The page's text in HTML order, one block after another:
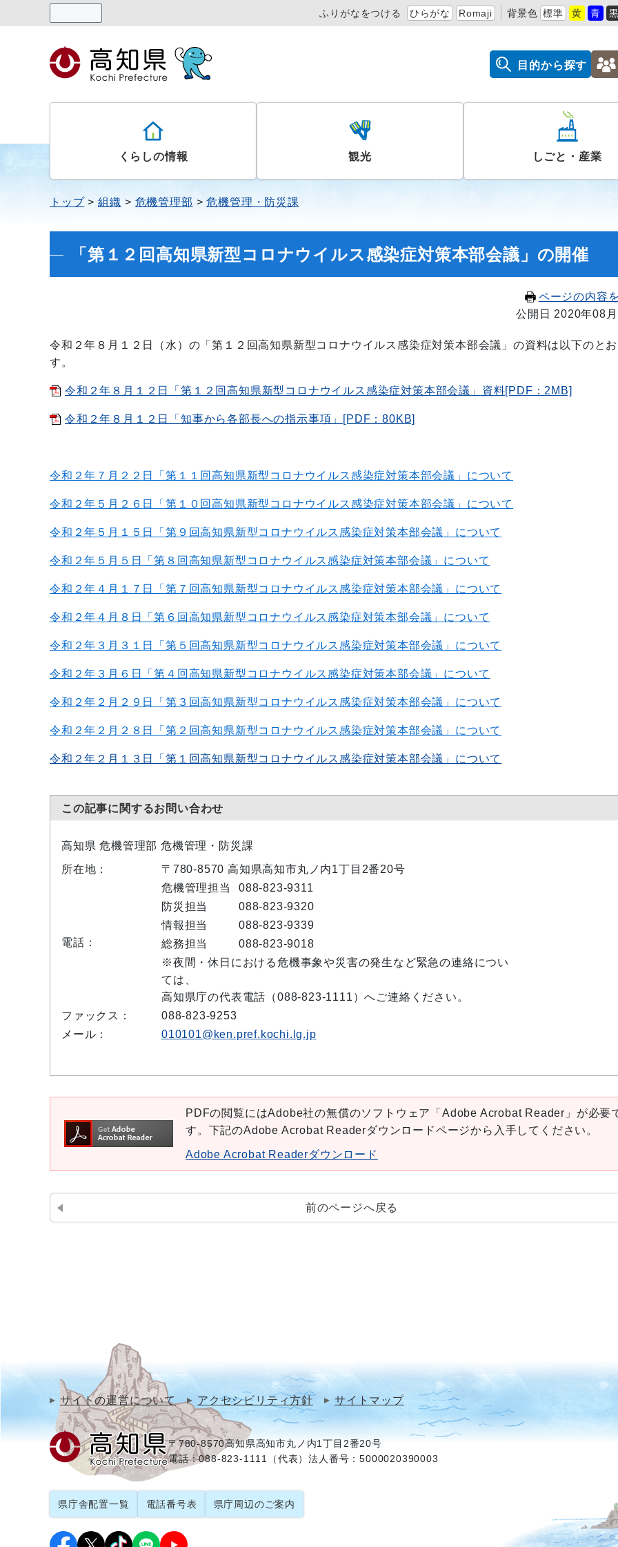
ふりがなをつける ひらがな Romaji 背景色 標準 黄 青
目的から探す
くらしの情報 観光 しごと・産業
トップ 組織 危機管理部 危機管理・防災課
「第１２回高知県新型コロナウイルス感染症対策本部会議」の開催
ページの内容
公開日 2020年08
令和２年８月１２日（水）の「第１２回高知県新型コロナウイルス感染症対策本部会議」の資料は以下のと
す。
令和２年８月１２日「第１２回高知県新型コロナウイルス感染症対策本部会議」資料[PDF：2MB]
令和２年８月１２日「知事から各部長への指示事項」[PDF：80KB]
令和２年７月２２ 日「第１１回高知県新型コロナウイルス感染症対策本部会議」について
令和２年５月２６ 日「第１０回高知県新型コロナウイルス感染症対策本部会議」について
令和 ２年５月１５ 日「第９回高知県新型コロナウイルス感染症対策本部会議」について
令和２年５月５ 日「第８回高知県新型コロナウイルス感染症対策本部会議」について
令和２年４月１７ 日「第７回高知県新型コロナウイルス感染症対策本部会議」について
令和２年４月８ 日「第６回高知県新型コロナウイルス感染症対策本部会議」について
令和２年３月３１ 日「第５回高知県新型コロナウイルス感染症対策本部会議」について
令和２年３月６ 日「第４回高知県新型コロナウイルス感染症対策本部会議」について
令和２年２月２９日「第３回高知県新型コロナウイルス感染症対策本部会議」について
令和２年２月２８日「第２回高知県新型コロナウイルス感染症対策本部会議」について
令和２年２月１３日「第１回高知県新型コロナウイルス感染症対策本部会議」について
この記事に関するお問い合わせ
高知県 危機管理部 危機管理・防災課
所在地：
〒780-8570 高知県高知市丸ノ内1丁目2番20号
電話：
危機管理担当
088-823-9311
防災担当
088-823-9320
情報担当
088-823-9339
総務担当
088-823-9018
※夜間・休日における危機事象や災害の発生など緊急の連絡につい
ては、
高知県庁の代表電話（088-823-1111）へご連絡ください。
ファックス：
088-823-9253
メール：
010101@ken.pref.kochi.lg.jp
PDFの閲覧にはAdobe社の無償のソフトウェア「Adobe Acrobat Reader」が必要
す。下記のAdobe Acrobat Readerダウンロードページから入手してください。
Adobe Acrobat Readerダウンロード
前のページへ戻る
サイトの運営について アクセシビリティ方針 サイトマップ
〒780-8570高知県高知市丸ノ内1丁目2番20号
電話：088-823-1111（代表）法人番号：5000020390003
県庁舎配置一覧 電話番号表 県庁周辺のご案内